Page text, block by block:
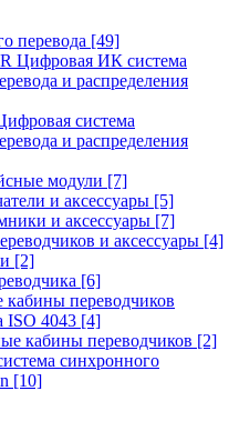
перевода [49]
Цифровая ИК система
и распределения
система
и распределения
модули [7]
и аксессуары [5]
и аксессуары [7]
и аксессуары [4]
[2]
[6]
кабины переводчиков
ISO 4043 [4]
кабины переводчиков [2]
синхронного
[10]